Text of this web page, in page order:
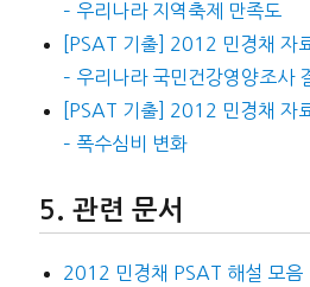
– 우리나라 지역축제 만족도
[PSAT 기출] 2012 민경채 자
– 우리나라 국민건강영양조사
[PSAT 기출] 2012 민경채 자
– 폭수심비 변화
관련 문서
2012 민경채 PSAT 해설 모음